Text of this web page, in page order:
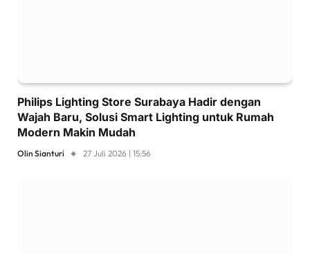
Philips Lighting Store Surabaya Hadir dengan
Wajah Baru, Solusi Smart Lighting untuk Rumah
Modern Makin Mudah
Olin Sianturi 27 Juli 2026 | 15:56